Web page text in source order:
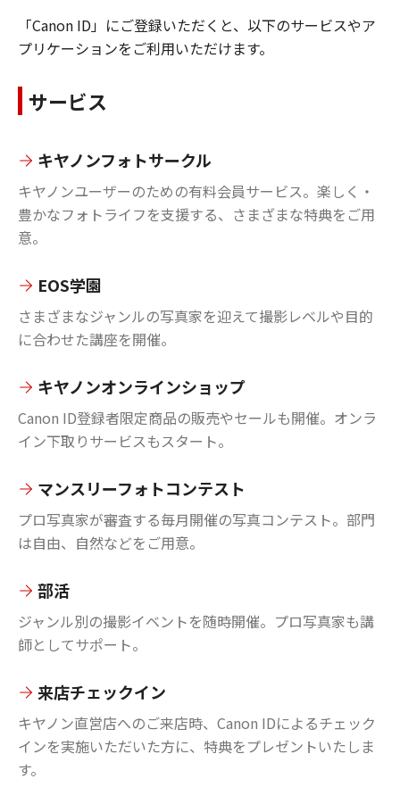
「Canon ID」にご登録いただくと、以下のサービスやア
プリケーションをご利用いただけます。
サービス
キヤノンフォトサークル
キヤノンユーザーのための有料会員サービス。楽しく・
豊かなフォトライフを支援する、さまざまな特典をご用
意。
EOS学園
さまざまなジャンルの写真家を迎えて撮影レベルや目的
に合わせた講座を開催。
キヤノンオンラインショップ
Canon ID登録者限定商品の販売やセールも開催。オンラ
イン下取りサービスもスタート。
マンスリーフォトコンテスト
プロ写真家が審査する毎月開催の写真コンテスト。部門
は自由、自然などをご用意。
部活
ジャンル別の撮影イベントを随時開催。プロ写真家も講
師としてサポート。
来店チェックイン
キヤノン直営店へのご来店時、Canon IDによるチェック
インを実施いただいた方に、特典をプレゼントいたしま
す。